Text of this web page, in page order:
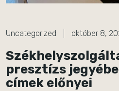
Uncategorized október 8,
presztízs
címek előnyei